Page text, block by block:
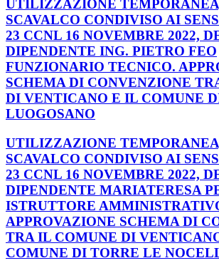
UTILIZZAZIONE
SCAVALCO CONDIVISO AI
23 CCNL 16 NOVEMBRE 2022,
DIPENDENTE ING. PIETRO FEO
FUNZIONARIO TECNICO.
SCHEMA DI CONVENZIONE
DI VENTICANO E IL COMUNE
LUOGOSANO
UTILIZZAZIONE
SCAVALCO CONDIVISO AI
23 CCNL 16 NOVEMBRE 2022,
DIPENDENTE MARIATERESA
ISTRUTTORE
APPROVAZIONE SCHEMA DI
TRA IL COMUNE DI
COMUNE DI TORRE LE